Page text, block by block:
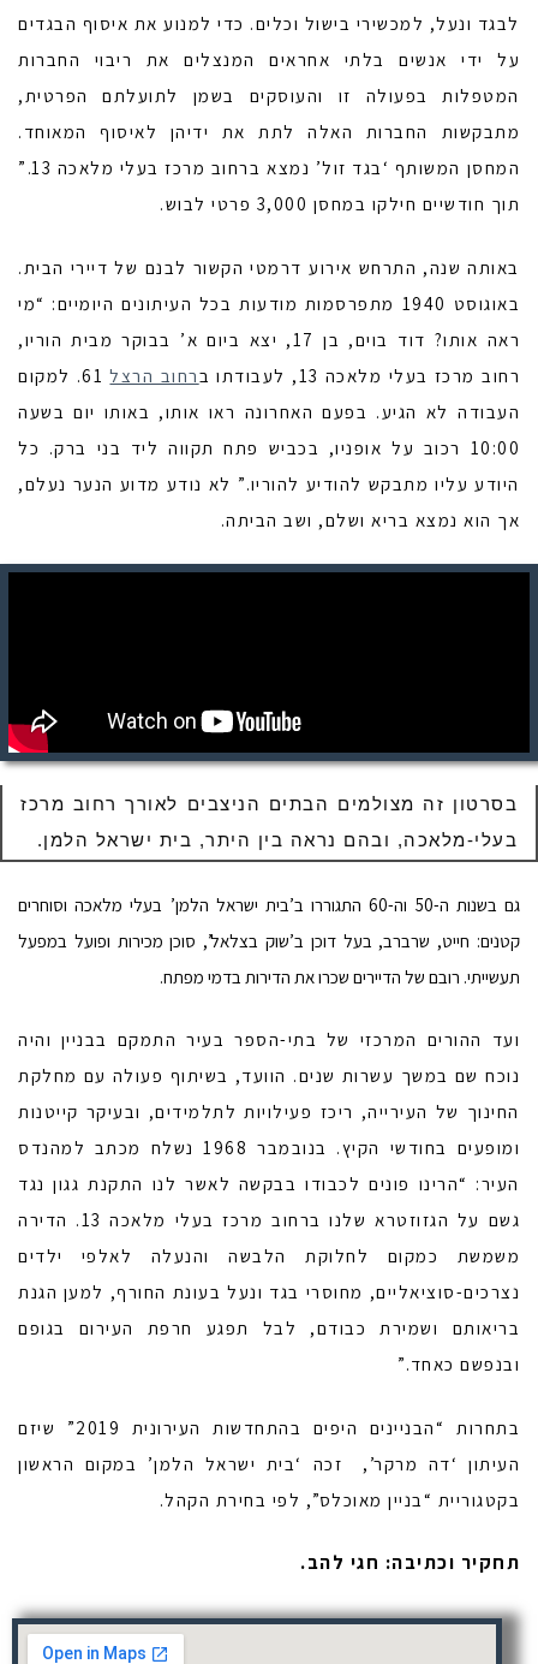
לבגד ונעל, למכשירי בישול וכלים. כדי למנוע את איסוף הבגדים
על ידי אנשים בלתי אחראים המנצלים את ריבוי החברות
המטפלות בפעולה זו והעוסקים בשמן לתועלתם הפרטית,
מתבקשות החברות האלה לתת את ידיהן לאיסוף המאוחד.
המחסן המשותף ‘בגד זול’ נמצא ברחוב מרכז בעלי מלאכה 13.”
תוך חודשיים חילקו במחסן 3,000 פרטי לבוש.
באותה שנה, התרחש אירוע דרמטי הקשור לבנם של דיירי הבית.
באוגוסט 1940 מתפרסמות מודעות בכל העיתונים היומיים: “מי
ראה אותו? דוד בוים, בן 17, יצא ביום א’ בבוקר מבית הוריו,
רחוב מרכז בעלי מלאכה 13, לעבודתו ב
רחוב הרצל
61. למקום
העבודה לא הגיע. בפעם האחרונה ראו אותו, באותו יום בשעה
10:00 רכוב על אופניו, בכביש פתח תקווה ליד בני ברק. כל
היודע עליו מתבקש להודיע להוריו.” לא נודע מדוע הנער נעלם,
אך הוא נמצא בריא ושלם, ושב הביתה.
בסרטון זה מצולמים הבתים הניצבים לאורך רחוב מרכז
בעלי-מלאכה, ובהם נראה בין היתר, בית ישראל הלמן.
גם בשנות ה-50 וה-60 התגוררו ב’בית ישראל הלמן’ בעלי מלאכה וסוחרים
קטנים: חייט, שרברב, בעל דוכן ב’שוק בצלאל’, סוכן מכירות ופועל במפעל
תעשייתי. רובם של הדיירים שכרו את הדירות בדמי מפתח.
ועד ההורים המרכזי של בתי-הספר בעיר התמקם בבניין והיה
נוכח שם במשך עשרות שנים. הוועד, בשיתוף פעולה עם מחלקת
החינוך של העירייה, ריכז פעילויות לתלמידים, ובעיקר קייטנות
ומופעים בחודשי הקיץ. בנובמבר 1968 נשלח מכתב למהנדס
העיר: “הרינו פונים לכבודו בבקשה לאשר לנו התקנת גגון נגד
גשם על הגזוזטרא שלנו ברחוב מרכז בעלי מלאכה 13. הדירה
משמשת כמקום לחלוקת הלבשה והנעלה לאלפי ילדים
נצרכים-סוציאליים, מחוסרי בגד ונעל בעונת החורף, למען הגנת
בריאותם ושמירת כבודם, לבל תפגע חרפת העירום בגופם
ובנפשם כאחד.”
בתחרות “הבניינים היפים בהתחדשות העירונית 2019” שיזם
העיתון ‘דה מרקר’, זכה ‘בית ישראל הלמן’ במקום הראשון
בקטגוריית “בניין מאוכלס”, לפי בחירת הקהל.
תחקיר וכתיבה: חגי להב.